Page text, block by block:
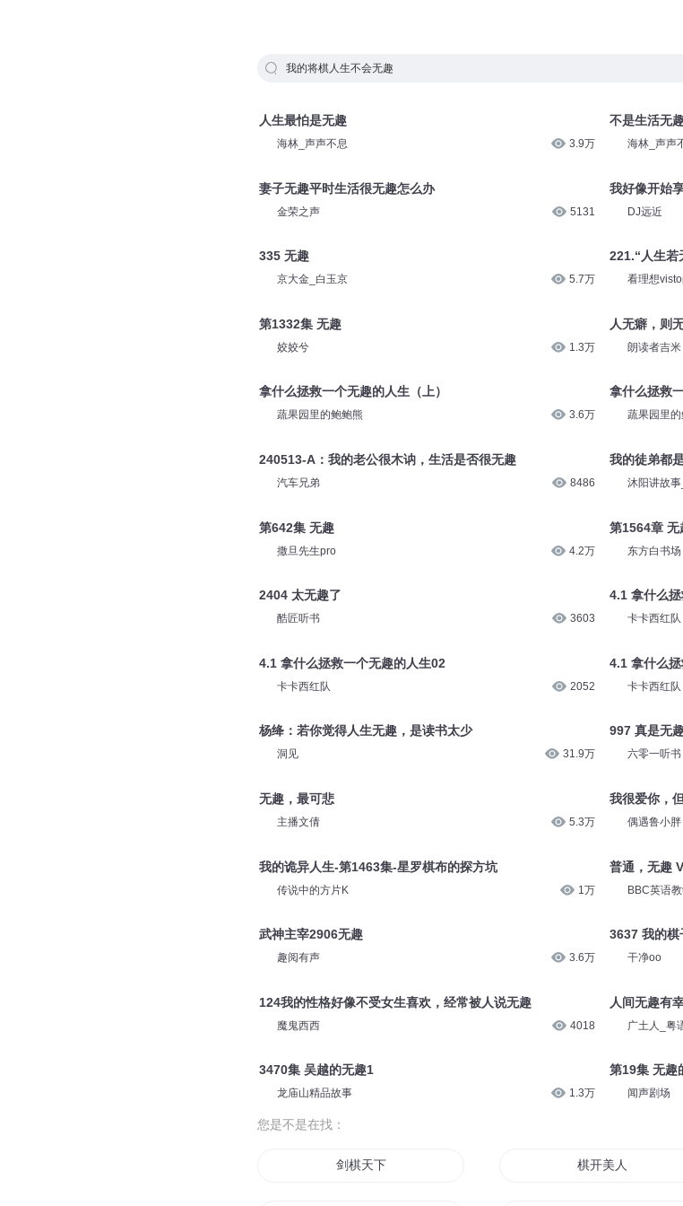
我的将棋人生不会无趣
人生最怕是无趣
海林_声声不息 3.9万
妻子无趣平时生活很无趣怎么办
金荣之声 5131
335 无趣
京大金_白玉京 5.7万
第1332集 无趣
姣姣兮 1.3万
拿什么拯救一个无趣的人生（上）
蔬果园里的鲍鲍熊 3.6万
240513-A：我的老公很木讷，生活是否很无趣
汽车兄弟 8486
第642集 无趣
撒旦先生pro 4.2万
2404 太无趣了
酷匠听书 3603
4.1 拿什么拯救一个无趣的人生02
卡卡西红队 2052
杨绛：若你觉得人生无趣，是读书太少
洞见 31.9万
无趣，最可悲
主播文倩 5.3万
我的诡异人生-第1463集-星罗棋布的探方坑
传说中的方片K 1万
武神主宰2906无趣
趣阅有声 3.6万
124我的性格好像不受女生喜欢，经常被人说无趣
魔鬼西西 4018
3470集 吴越的无趣1
龙庙山精品故事 1.3万
不是生活无
海林_声声
我好像开始
DJ远近
221.“人生若
看理想
人无癖，则
朗读者吉米
拿什么拯救
蔬果园里
我的徒弟都
沐阳讲故
第1564章 无
东方白书场
4.1 拿什么
卡卡西红队
4.1 拿什么
卡卡西红队
997 真是无
六零一听书
我很爱你，
偶遇鲁小胖
普通，无趣
BBC英语
3637 我的棋
干净oo
人间无趣有
广土人_粤
第19集 无趣
闻声剧场
您是不是在找：
剑棋天下 棋开美人